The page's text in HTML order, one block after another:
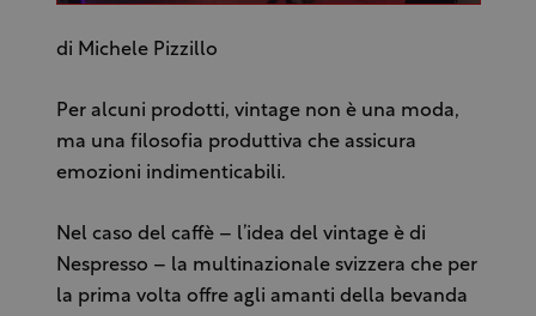
di Michele Pizzillo
Per alcuni prodotti, vintage non è una moda,
ma una filosofia produttiva che assicura
emozioni indimenticabili.
Nel caso del caffè – l’idea del vintage è di
Nespresso – la multinazionale svizzera che per
la prima volta offre agli amanti della bevanda